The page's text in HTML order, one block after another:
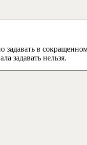
задавать в
задавать нельзя.